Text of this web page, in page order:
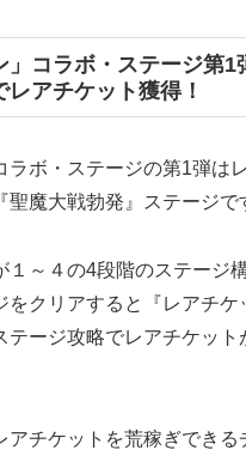
」コラボ・ステージ第1
アチケット獲得！
ラボ・ステージの第1弾は
聖魔大戦勃発』ステージで
１～４の4段階のステージ
をクリアすると『レアチケ
テージ攻略でレアチケット
アチケットを荒稼ぎできる